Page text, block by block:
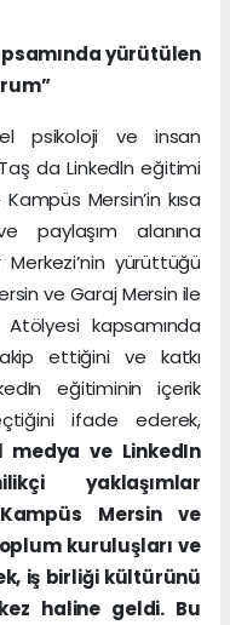
yürütülen
psikoloji ve insan
da Linkedln eğitimi
Mersin’in kısa
alanına
yürüttüğü
ve Garaj Mersin ile
Atölyesi kapsamında
ettiğini ve katkı
eğitiminin içerik
ifade ederek,
medya ve LinkedIn
yaklaşımlar
Kampüs Mersin ve
kuruluşları ve
iş birliği kültürünü
haline geldi. Bu